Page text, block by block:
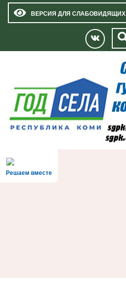
ВЕРСИЯ ДЛЯ СЛАБОВИДЯЩИХ
Решаем вместе